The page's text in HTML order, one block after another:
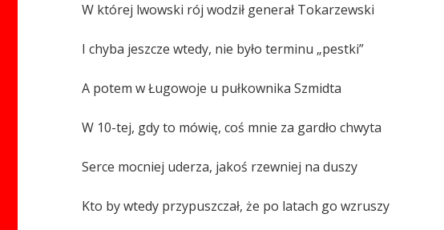
W której lwowski rój wodził generał Tokarzewski
I chyba jeszcze wtedy, nie było terminu „pestki”
A potem w Ługowoje u pułkownika Szmidta
W 10-tej, gdy to mówię, coś mnie za gardło chwyta
Serce mocniej uderza, jakoś rzewniej na duszy
Kto by wtedy przypuszczał, że po latach go wzruszy